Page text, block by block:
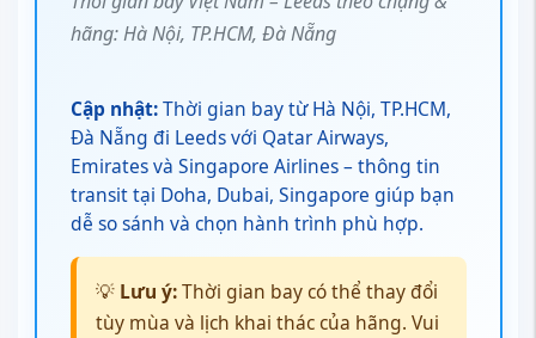
hãng: Hà Nội, TP.HCM, Đà Nẵng
Cập nhật:Thời gian bay từ Hà Nội, TP.HCM,
Đà Nẵng đi Leeds với Qatar Airways,
Emirates và Singapore Airlines – thông tin
transit tại Doha, Dubai, Singapore giúp bạn
dễ so sánh và chọn hành trình phù hợp.
💡 Lưu ý:Thời gian bay có thể thay đổi
tùy mùa và lịch khai thác của hãng. Vui